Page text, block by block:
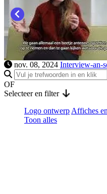
nov. 08, 2024 Interview-an-
OF
Selecteer en filter
Logo ontwerp Affiches
Toon alles